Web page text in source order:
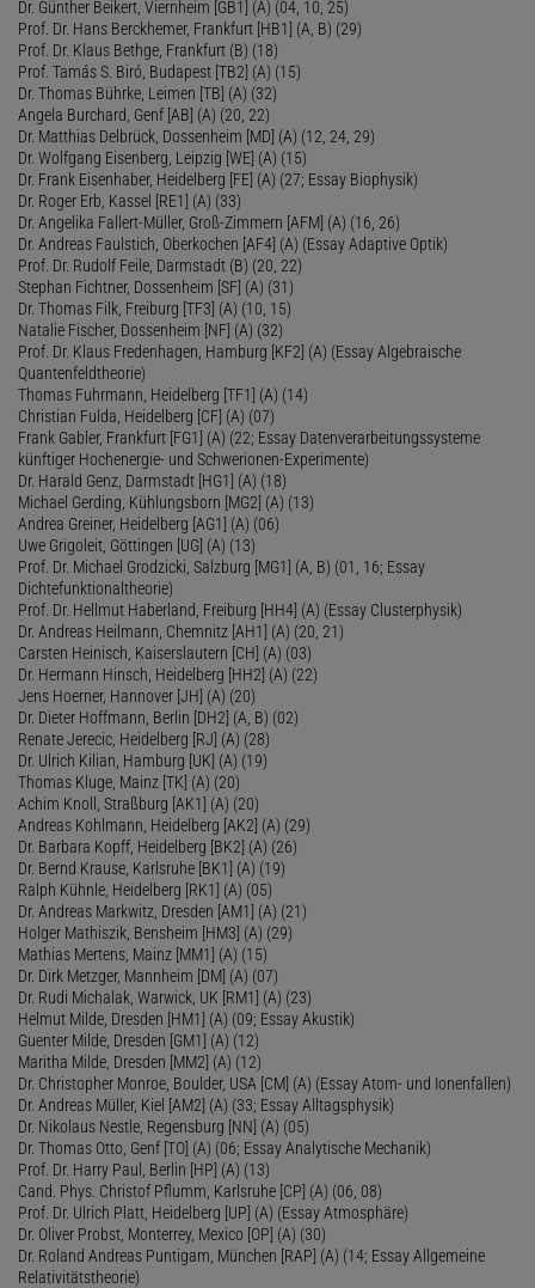
Dr. Günther Beikert, Viernheim [GB1] (A) (04, 10, 25)
Prof. Dr. Hans Berckhemer, Frankfurt [HB1] (A, B) (29)
Prof. Dr. Klaus Bethge, Frankfurt (B) (18)
Prof. Tamás S. Biró, Budapest [TB2] (A) (15)
Dr. Thomas Bührke, Leimen [TB] (A) (32)
Angela Burchard, Genf [AB] (A) (20, 22)
Dr. Matthias Delbrück, Dossenheim [MD] (A) (12, 24, 29)
Dr. Wolfgang Eisenberg, Leipzig [WE] (A) (15)
Dr. Frank Eisenhaber, Heidelberg [FE] (A) (27; Essay Biophysik)
Dr. Roger Erb, Kassel [RE1] (A) (33)
Dr. Angelika Fallert-Müller, Groß-Zimmern [AFM] (A) (16, 26)
Dr. Andreas Faulstich, Oberkochen [AF4] (A) (Essay Adaptive Optik)
Prof. Dr. Rudolf Feile, Darmstadt (B) (20, 22)
Stephan Fichtner, Dossenheim [SF] (A) (31)
Dr. Thomas Filk, Freiburg [TF3] (A) (10, 15)
Natalie Fischer, Dossenheim [NF] (A) (32)
Prof. Dr. Klaus Fredenhagen, Hamburg [KF2] (A) (Essay Algebraische
Quantenfeldtheorie)
Thomas Fuhrmann, Heidelberg [TF1] (A) (14)
Christian Fulda, Heidelberg [CF] (A) (07)
Frank Gabler, Frankfurt [FG1] (A) (22; Essay Datenverarbeitungssysteme
künftiger Hochenergie- und Schwerionen-Experimente)
Dr. Harald Genz, Darmstadt [HG1] (A) (18)
Michael Gerding, Kühlungsborn [MG2] (A) (13)
Andrea Greiner, Heidelberg [AG1] (A) (06)
Uwe Grigoleit, Göttingen [UG] (A) (13)
Prof. Dr. Michael Grodzicki, Salzburg [MG1] (A, B) (01, 16; Essay
Dichtefunktionaltheorie)
Prof. Dr. Hellmut Haberland, Freiburg [HH4] (A) (Essay Clusterphysik)
Dr. Andreas Heilmann, Chemnitz [AH1] (A) (20, 21)
Carsten Heinisch, Kaiserslautern [CH] (A) (03)
Dr. Hermann Hinsch, Heidelberg [HH2] (A) (22)
Jens Hoerner, Hannover [JH] (A) (20)
Dr. Dieter Hoffmann, Berlin [DH2] (A, B) (02)
Renate Jerecic, Heidelberg [RJ] (A) (28)
Dr. Ulrich Kilian, Hamburg [UK] (A) (19)
Thomas Kluge, Mainz [TK] (A) (20)
Achim Knoll, Straßburg [AK1] (A) (20)
Andreas Kohlmann, Heidelberg [AK2] (A) (29)
Dr. Barbara Kopff, Heidelberg [BK2] (A) (26)
Dr. Bernd Krause, Karlsruhe [BK1] (A) (19)
Ralph Kühnle, Heidelberg [RK1] (A) (05)
Dr. Andreas Markwitz, Dresden [AM1] (A) (21)
Holger Mathiszik, Bensheim [HM3] (A) (29)
Mathias Mertens, Mainz [MM1] (A) (15)
Dr. Dirk Metzger, Mannheim [DM] (A) (07)
Dr. Rudi Michalak, Warwick, UK [RM1] (A) (23)
Helmut Milde, Dresden [HM1] (A) (09; Essay Akustik)
Guenter Milde, Dresden [GM1] (A) (12)
Maritha Milde, Dresden [MM2] (A) (12)
Dr. Christopher Monroe, Boulder, USA [CM] (A) (Essay Atom- und Ionenfallen)
Dr. Andreas Müller, Kiel [AM2] (A) (33; Essay Alltagsphysik)
Dr. Nikolaus Nestle, Regensburg [NN] (A) (05)
Dr. Thomas Otto, Genf [TO] (A) (06; Essay Analytische Mechanik)
Prof. Dr. Harry Paul, Berlin [HP] (A) (13)
Cand. Phys. Christof Pflumm, Karlsruhe [CP] (A) (06, 08)
Prof. Dr. Ulrich Platt, Heidelberg [UP] (A) (Essay Atmosphäre)
Dr. Oliver Probst, Monterrey, Mexico [OP] (A) (30)
Dr. Roland Andreas Puntigam, München [RAP] (A) (14; Essay Allgemeine
Relativitätstheorie)